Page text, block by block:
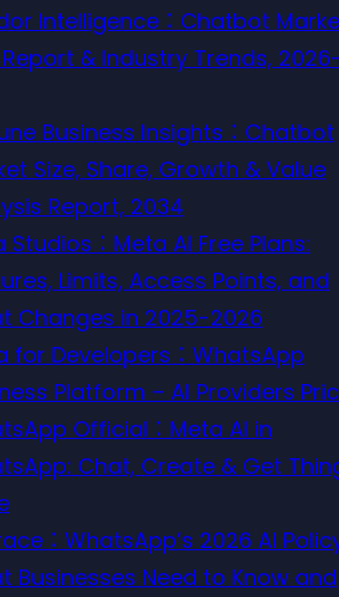
Intelligence：Chatbot
Report & Industry Trends,
Business Insights：Chatbot
Size, Share, Growth & Value
Report, 2034
Studios：Meta AI Free Plans:
Limits, Access Points, and
Changes in 2025-2026
for Developers：WhatsApp
Platform – AI Providers
Official：Meta AI in
Chat, Create & Get
：WhatsApp’s 2026 AI
Businesses Need to Know and